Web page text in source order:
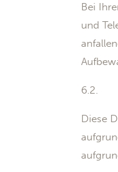
Bei
und
6.2.
Diese